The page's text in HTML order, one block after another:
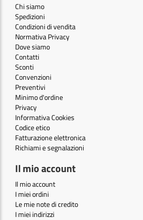
Chi siamo
Spedizioni
Condizioni di vendita
Normativa Privacy
Dove siamo
Contatti
Sconti
Convenzioni
Preventivi
Minimo d'ordine
Privacy
Informativa Cookies
Codice etico
Fatturazione elettronica
Richiami e segnalazioni
Il mio account
Il mio account
I miei ordini
Le mie note di credito
I miei indirizzi